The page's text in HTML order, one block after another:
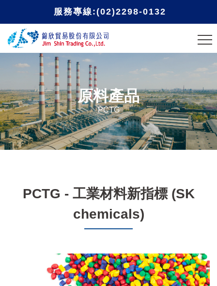
服務專線:(02)2298-0132
原料產品
PCTG
PCTG - 工業材料新指標 (SK
chemicals)